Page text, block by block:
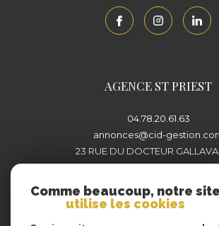
AGENCE ST PRIEST
04.78.20.61.63
annonces@cid-
23 RUE DU DOCTEUR
69800 SAINT-PRIEST
Comme beaucoup, notre site
utilise les cookies